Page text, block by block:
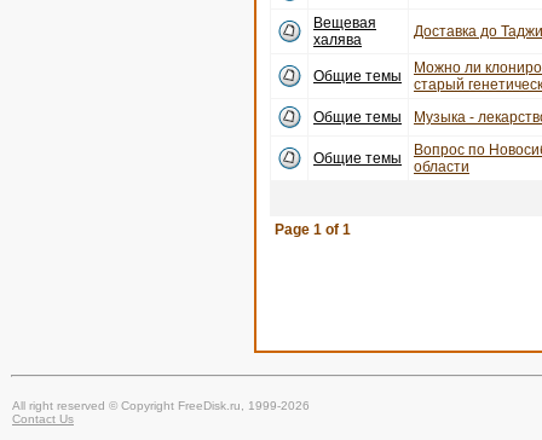
Вещевая
халява
Доставка до
Общие темы
Можно ли
старый
Общие темы
Музыка -
Общие темы
Вопрос по
области
Page 1 of 1
All right reserved © Copyright FreeDisk.ru, 1999-2026
Contact Us